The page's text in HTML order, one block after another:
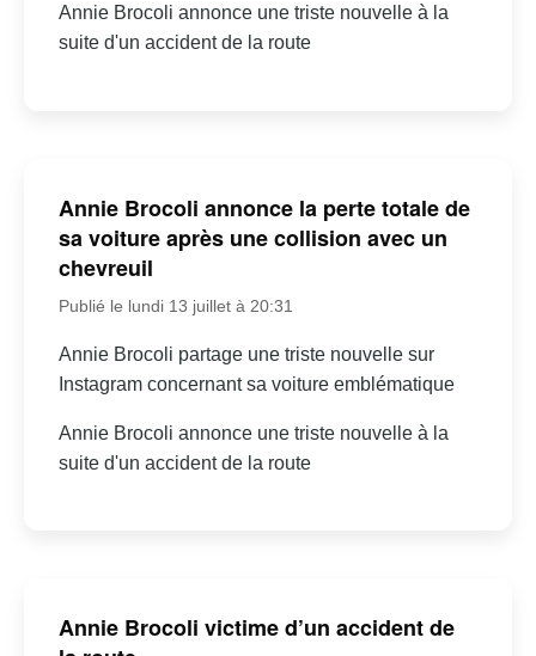
Annie Brocoli annonce une triste nouvelle à la
suite d'un accident de la route
Annie Brocoli annonce la perte totale de
sa voiture après une collision avec un
chevreuil
Publié le lundi 13 juillet à 20:31
Annie Brocoli partage une triste nouvelle sur
Instagram concernant sa voiture emblématique
Annie Brocoli annonce une triste nouvelle à la
suite d'un accident de la route
Annie Brocoli victime d’un accident de